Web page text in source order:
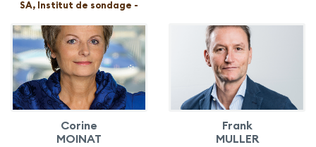
SA, Institut de sondage -
Corine
MOINAT
Frank
MULLER